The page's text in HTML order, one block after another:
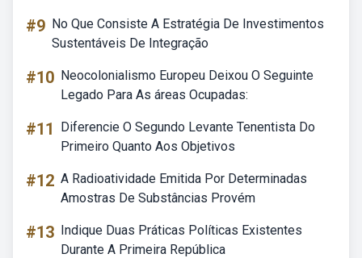
#9 No Que Consiste A Estratégia De Investimentos
Sustentáveis De Integração
#10 Neocolonialismo Europeu Deixou O Seguinte
Legado Para As áreas Ocupadas:
#11
Diferencie O Segundo Levante Tenentista Do
Primeiro Quanto Aos Objetivos
#12 A Radioatividade Emitida Por Determinadas
Amostras De Substâncias Provém
#13 Indique Duas Práticas Políticas Existentes
Durante A Primeira República